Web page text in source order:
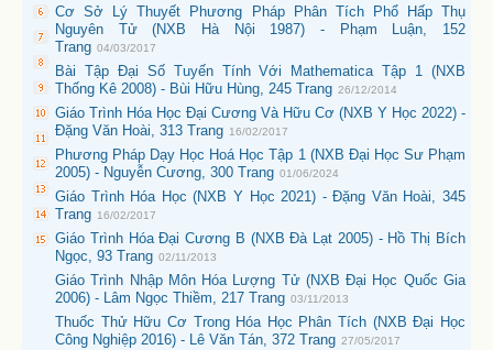
Cơ Sở Lý Thuyết Phương Pháp Phân Tích Phổ Hấp Thụ
Nguyên Tử (NXB Hà Nội 1987) - Phạm Luận, 152
Trang 04/03/2017
Bài Tập Đại Số Tuyến Tính Với Mathematica Tập 1 (NXB
Thống Kê 2008) - Bùi Hữu Hùng, 245 Trang 26/12/2014
Giáo Trình Hóa Học Đại Cương Và Hữu Cơ (NXB Y Học 2022) -
Đặng Văn Hoài, 313 Trang 16/02/2017
Phương Pháp Dạy Học Hoá Học Tập 1 (NXB Đại Học Sư Phạm
2005) - Nguyễn Cương, 300 Trang 01/06/2024
Giáo Trình Hóa Học (NXB Y Học 2021) - Đặng Văn Hoài, 345
Trang 16/02/2017
Giáo Trình Hóa Đại Cương B (NXB Đà Lạt 2005) - Hồ Thị Bích
Ngọc, 93 Trang 02/11/2013
Giáo Trình Nhập Môn Hóa Lượng Tử (NXB Đại Học Quốc Gia
2006) - Lâm Ngọc Thiềm, 217 Trang 03/11/2013
Thuốc Thử Hữu Cơ Trong Hóa Học Phân Tích (NXB Đại Học
Công Nghiệp 2016) - Lê Văn Tán, 372 Trang 27/05/2017